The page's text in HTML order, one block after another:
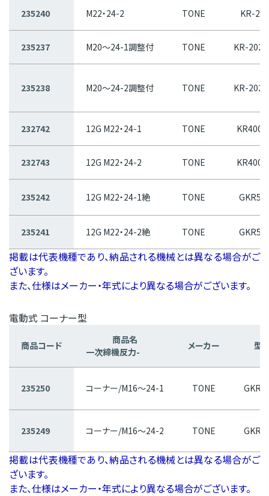
235240 M22・24-2 TONE KR-242
235237 M20～24-1調整付 TONE KR-
235238 M20～24-2調整付 TONE KR-
232742 12G M22・24-1 TONE
232743 12G M22・24-2 TONE
235242 12G M22・24-1絶 TONE
235241 12G M22・24-2絶 TONE
掲載は代表機種であり、納品される機械とは異なる場合がご
ざいます。
また、仕様はメーカー・年式により異なる場合がございます。
電動式 コーナー型
商品コード
商品名
一次締機反力-
メーカー 型
235250 コーナー/M16～24-1 TONE
235249 コーナー/M16～24-2 TONE
掲載は代表機種であり、納品される機械とは異なる場合がご
ざいます。
また、仕様はメーカー・年式により異なる場合がございます。